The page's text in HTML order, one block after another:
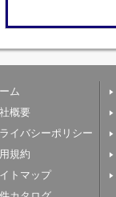
ム
概要
イバシーポリシー
規約
トマップ